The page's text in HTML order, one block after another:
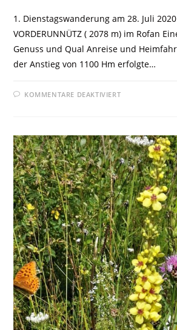
1. Dienstagswanderung am 28. Juli
VORDERUNNÜTZ ( 2078 m) im Rofan
Genuss und Qual Anreise und
der Anstieg von 1100 Hm erfolgte…
KOMMENTARE DEAKTIVIERT